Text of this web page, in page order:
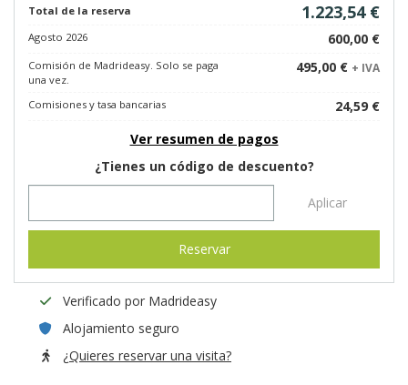
Total de la reserva 1.223,54 €
Agosto 2026 600,00 €
Comisión de Madrideasy. Solo se paga
una vez.
495,00 € + IVA
Comisiones y tasa bancarias
24,59 €
Ver resumen de pagos
¿Tienes un código de descuento?
Aplicar
Reservar
Verificado por Madrideasy
Alojamiento seguro
¿Quieres reservar una visita?